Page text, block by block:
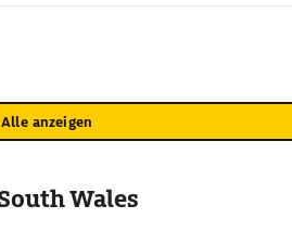
Alle anzeigen
Wales